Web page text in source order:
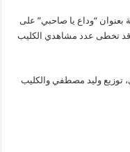
علي
اليوتيوب
مغلقة
بعنوان “وداع يا صاحبي” على
وقد تخطى عدد مشاهدي الكليب
توزيع وليد مصطفي والكليب